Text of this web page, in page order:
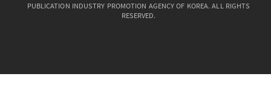
PUBLICATION INDUSTRY PROMOTION AGENCY OF KOREA. ALL RIGHTS
RESERVED.